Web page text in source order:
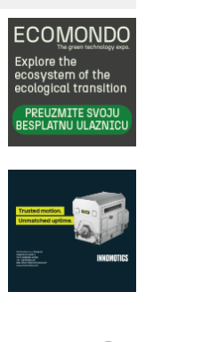
za ispitivanje
koje
hidrauličkih
fluida
– Napredna
u hidrauličkim i
Rittal
vašu pametnu
energijom